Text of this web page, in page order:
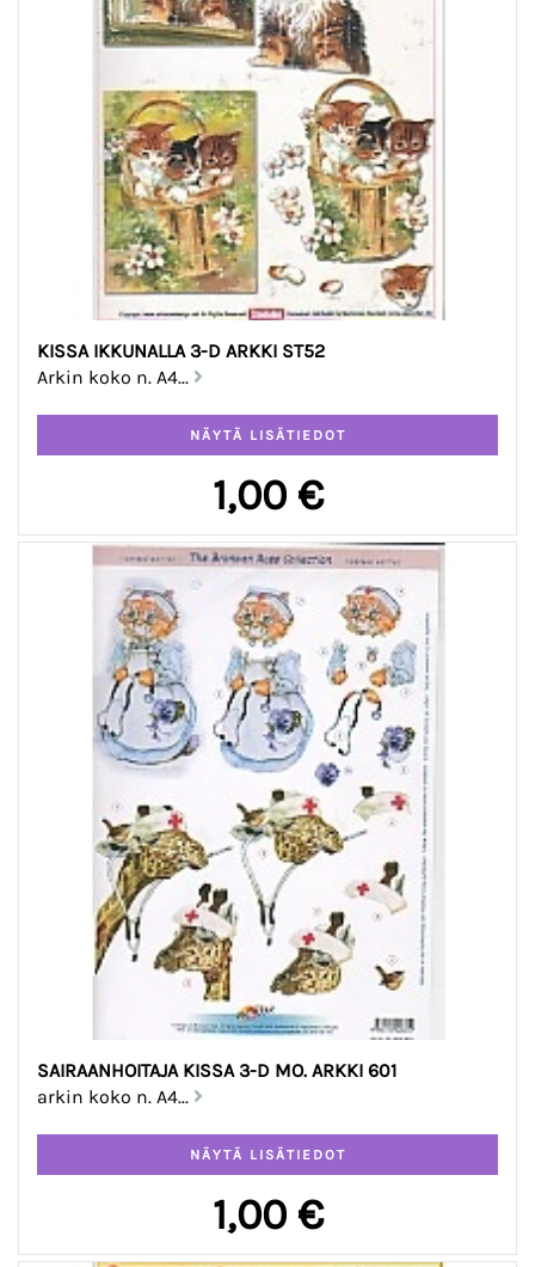
KISSA IKKUNALLA 3-D ARKKI ST52
Arkin koko n. A4...
1,00 €
SAIRAANHOITAJA KISSA 3-D MO. ARKKI 601
arkin koko n. A4...
1,00 €